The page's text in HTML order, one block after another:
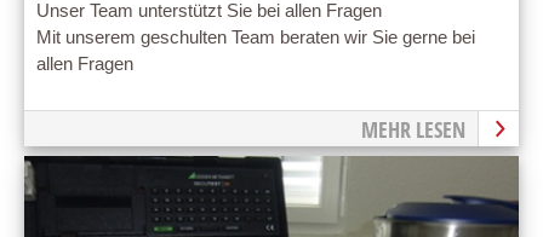
Unser Team unterstützt Sie bei allen Fragen
Mit unserem geschulten Team beraten wir Sie gerne bei
allen Fragen
MEHR LESEN